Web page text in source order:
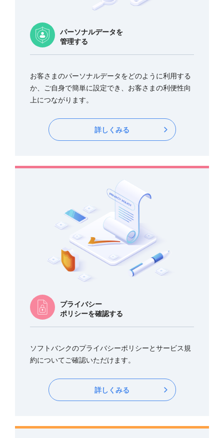
パーソナルデータを
管理する
お客さまのパーソナルデータをどのように利用する
か、ご自身で簡単に設定でき、お客さまの利便性向
上につながります。
詳しくみる
プライバシー
ポリシーを確認する
ソフトバンクのプライバシーポリシーとサービス規
約についてご確認いただけます。
詳しくみる